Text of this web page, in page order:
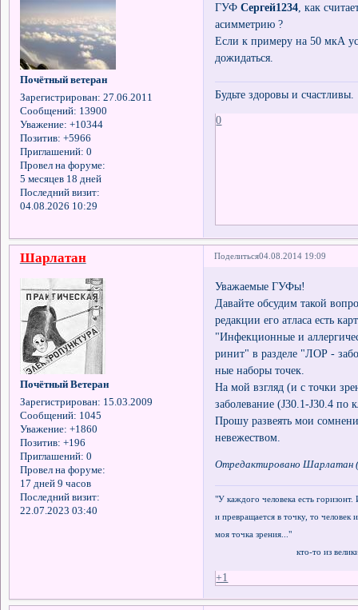
Почётный ветеран
Зарегистрирован: 27.06.2011
Сообщений: 13900
Уважение: +10344
Позитив: +5966
Приглашений: 0
Провел на форуме:
5 месяцев 18 дней
Последний визит:
04.08.2026 10:29
ГУФСергей1234, как
асимметрию ?
Если к примеру на 50 мкА
дожидаться.
Будьте здоровы и счастливы.
0
Поделиться04.08.2014 19:09
Шарлатан
Почётный Ветеран
Зарегистрирован: 15.03.2009
Сообщений: 1045
Уважение: +1860
Позитив: +196
Приглашений: 0
Провел на форуме:
17 дней 9 часов
Последний визит:
22.07.2023 03:40
Уважаемые ГУФы!
Давайте обсудим такой
редакции его атласа есть
"Инфекционные и
ринит" в разделе "ЛОР -
ные наборы точек.
На мой взгляд (и с точки
заболевание (J30.1-J30.4
Прошу развеять мои
невежеством.
Отредактировано Шарлатан
"У каждого человека есть горизонт.
и превращается в точку, то человек
моя точка зрения..."
кто-то из великих
+1